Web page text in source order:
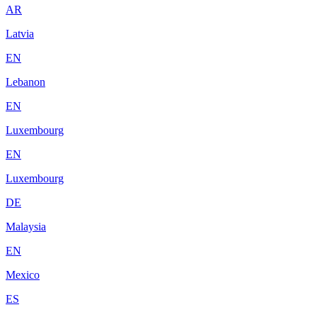
AR
Latvia
EN
Lebanon
EN
Luxembourg
EN
Luxembourg
DE
Malaysia
EN
Mexico
ES